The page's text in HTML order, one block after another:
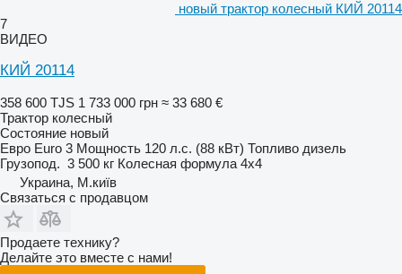
новый трактор колесный КИЙ 20114
7
ВИДЕО
КИЙ 20114
358 600 TJS 1 733 000 грн ≈ 33 680 €
Трактор колесный
Состояние новый
Евро Euro 3 Мощность 120 л.с. (88 кВт) Топливо дизель
Грузопод. 3 500 кг Колесная формула 4x4
Украина, М.київ
Связаться с продавцом
Продаете технику?
Делайте это вместе с нами!